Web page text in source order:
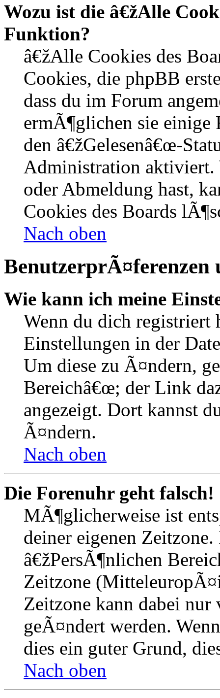
Wozu ist die â€žAlle
Funktion?
â€žAlle Cookies des
Cookies, die phpBB
dass du im Forum
ermÃ¶glichen sie einige
den â€žGelesenâ€œ-
Administration aktiviert.
oder Abmeldung hast,
Cookies des Boards
Nach oben
BenutzerprÃ¤ferenzen
Wie kann ich meine
Wenn du dich registriert
Einstellungen in der
Um diese zu Ã¤ndern,
Bereichâ€œ; der Link
angezeigt. Dort kannst
Ã¤ndern.
Nach oben
Die Forenuhr geht falsch!
MÃ¶glicherweise ist
deiner eigenen
â€žPersÃ¶nlichen
Zeitzone
Zeitzone kann dabei
geÃ¤ndert werden.
dies ein guter Grund,
Nach oben